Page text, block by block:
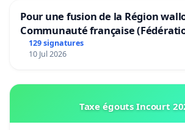
Pour une fusion de la Région
Communauté française
Bruxelles)
129 signatures
10 Jul 2026
Taxe égouts Incourt